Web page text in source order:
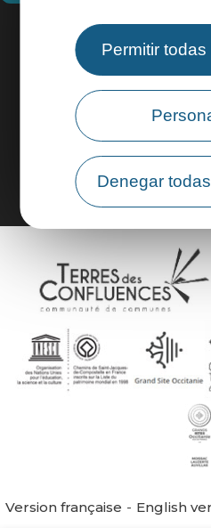
Permitir
Denegar
Área
Área de
Version française English